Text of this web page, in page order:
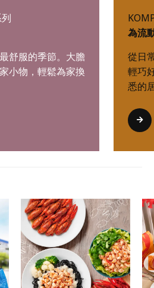
舒服的季節。大膽
小物，輕鬆為家換
為流
從日
輕巧
悉的